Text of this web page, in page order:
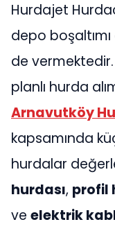
Hurdajet
depo
de
planlı hurda
Arnavutköy
kapsamında
hurdalar
hurdası, profil
ve elektrik